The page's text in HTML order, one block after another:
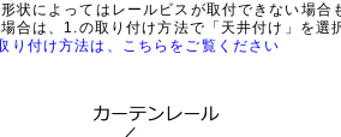
状によってはレールビスが取付できない場合
合は、1.の取り付け方法で「天井付け」を選
り付け方法は、こちらをご覧ください